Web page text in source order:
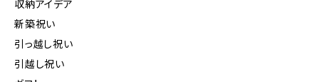
収納アイデア
新築祝い
引っ越し祝い
引越し祝い